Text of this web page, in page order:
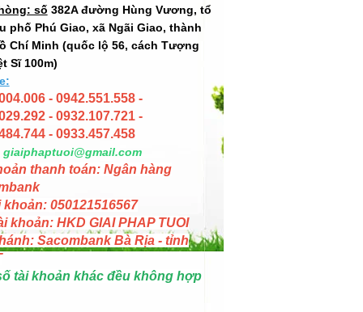
số 382A đường Hùng Vương, tổ
phố Phú Giao, xã Ngãi Giao, thành
Chí Minh (quốc lộ 56, cách Tượng
Sĩ 100m)
- 0942.551.558 -
- 0932.107.721 -
- 0933.457.458
giaiphaptuoi@gmail.com
thanh toán: Ngân hàng
khoản: 050121516567
khoản: HKD GIAI PHAP TUOI
Sacombank Bà Rịa - tỉnh
tài khoản khác đều không hợp